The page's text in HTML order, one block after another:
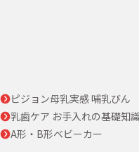
ピジョン母乳実感 哺乳びん
乳歯ケア お手入れの基礎知
A形・B形ベビーカー